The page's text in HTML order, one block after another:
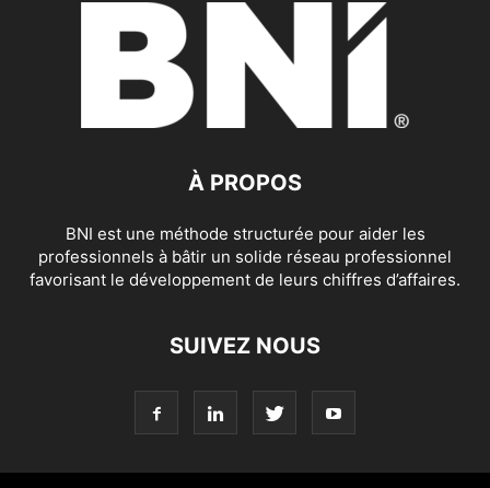
À PROPOS
BNI est une méthode structurée pour aider les
professionnels à bâtir un solide réseau professionnel
favorisant le développement de leurs chiffres d’affaires.
SUIVEZ NOUS